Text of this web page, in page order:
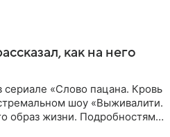
как на него
«Слово пацана. Кровь
шоу «Выживалити.
образ жизни. Подробностями